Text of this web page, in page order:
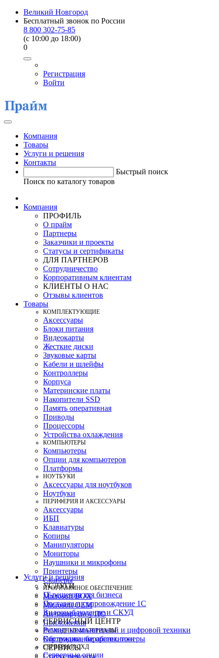
Великий Новгород
Бесплатный звонок по России
8 800 302-75-85
(c 10:00 до 18:00)
0
Регистрация
Войти
Компания
Товары
Услуги и решения
Контакты
Быстрый поиск
Поиск по каталогу товаров
Компания
ПРОФИЛЬ
О прайм
Партнеры
Заказчики и проекты
Статусы и сертификаты
ДЛЯ ПАРТНЕРОВ
Сотрудничество
Корпоративным клиентам
КЛИЕНТЫ О НАС
Отзывы клиентов
Товары
КOМПЛЕКТУЮЩИЕ
Аксессуары
Блоки питания
Видеокарты
Жесткие диски
Звуковые карты
Кабели и шлейфы
Контроллеры
Корпуса
Материнские платы
Накопители SSD
Память оперативная
Приводы
Процессоры
Устройства охлаждения
КОМПЬЮТЕРЫ
Компьютеры
Опции для компьютеров
Платформы
НОУТБУКИ
Аксессуары для ноутбуков
Ноутбуки
ПЕРИФЕРИЯ И АКСЕССУАРЫ
Аксессуары
ИБП
Клавиатуры
Копиры
Манипуляторы
Мониторы
Наушники и микрофоны
Принтеры
Сканеры
ПРОГРАММНОЕ ОБЕСПЕЧЕНИЕ
Microsoft BOX
Microsoft OEM
Антивирусное ПО
Приложения
РАСХОДНЫЕ МАТЕРИАЛЫ
Картриджи, барабаны, тонеры
СЕРВЕРЫ И СХД
Серверные опции
Услуги и решения
УСЛУГИ
IT-решения для бизнеса
Поставка и сопровождение 1C
Видеонаблюдение и СКУД
СЕРВИСНЫЙ ЦЕНТР
Ремонт компьютерной и цифровой техники
Обслуживание оргтехники
СЕРВИСЫ
Статус ремонта